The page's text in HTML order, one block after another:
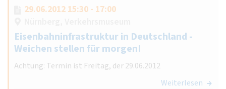
29.06.2012 15:30 - 17:00
Eisenbahninfrastruktur in Deutschland -
Weichen stellen für morgen!
Achtung: Termin ist Freitag, der 29.06.2012
Weiterlesen